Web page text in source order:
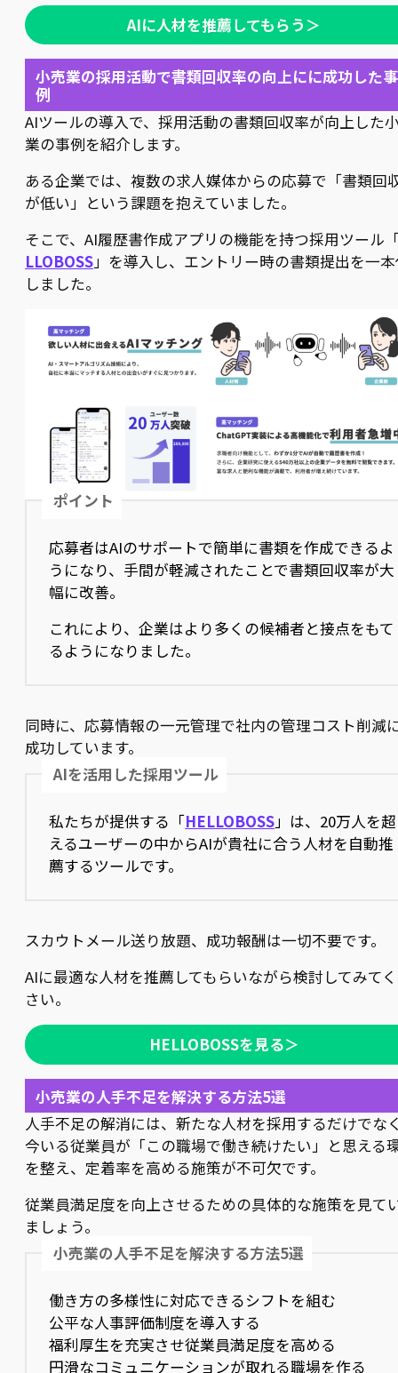
AIに人材を推薦してもらう＞
小売業の採用活動で書類回収率の向上にに成功した事
例
AIツールの導入で、採用活動の書類回収率が向上した
業の事例を紹介します。
ある企業では、複数の求人媒体からの応募で「書類回
が低い」という課題を抱えていました。
そこで、AI履歴書作成アプリの機能を持つ採用ツール
LLOBOSS」を導入し、エントリー時の書類提出を一
しました。
ポイント
応募者はAIのサポートで簡単に書類を作成できるよ
うになり、手間が軽減されたことで書類回収率が大
幅に改善。
これにより、企業はより多くの候補者と接点をもて
るようになりました。
同時に、応募情報の一元管理で社内の管理コスト削減
成功しています。
AIを活用した採用ツール
私たちが提供する「HELLOBOSS」は、20万人を超
えるユーザーの中からAIが貴社に合う人材を自動推
薦するツールです。
スカウトメール送り放題、成功報酬は一切不要です。
AIに最適な人材を推薦してもらいながら検討してみて
さい。
HELLOBOSSを見る＞
小売業の人手不足を解決する方法5選
人手不足の解消には、新たな人材を採用するだけでな
今いる従業員が「この職場で働き続けたい」と思える
を整え、定着率を高める施策が不可欠です。
従業員満足度を向上させるための具体的な施策を見て
ましょう。
小売業の人手不足を解決する方法5選
働き方の多様性に対応できるシフトを組む
公平な人事評価制度を導入する
福利厚生を充実させ従業員満足度を高める
円滑なコミュニケーションが取れる職場を作る